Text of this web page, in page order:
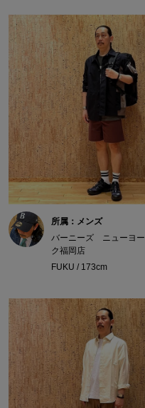
所属：メンズ
バーニーズ ニューヨー
ク福岡店
FUKU / 173cm